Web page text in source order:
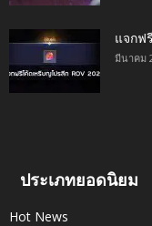
แจกฟ
มีนาคม
ประเภทยอดนิยม
Hot News